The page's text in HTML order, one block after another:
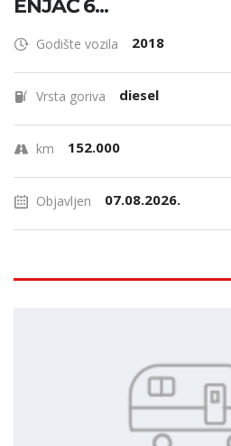
ENJAČ 6...
Godište vozila 2018
Vrsta goriva diesel
km 152.000
Objavljen 07.08.2026.